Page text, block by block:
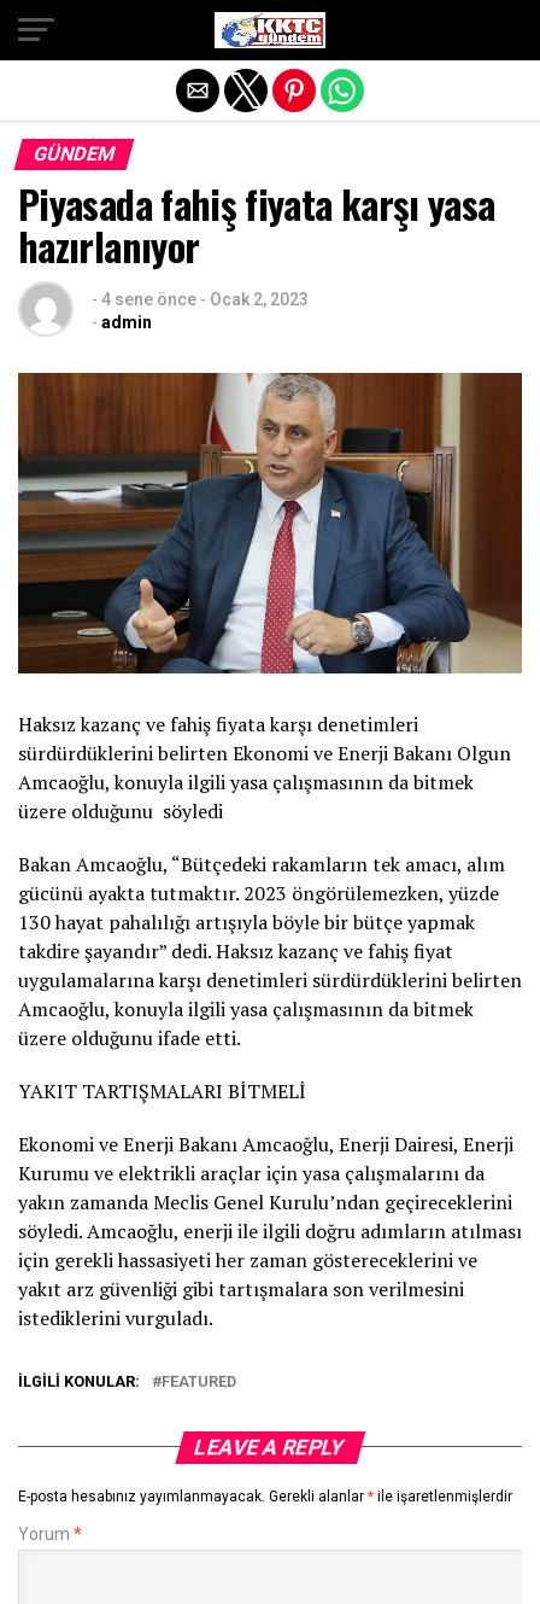
GÜNDEM
Piyasada fahiş fiyata karşı yasa
hazırlanıyor
- 4 sene önce - Ocak 2, 2023
- admin
Haksız kazanç ve fahiş fiyata karşı denetimleri
sürdürdüklerini belirten Ekonomi ve Enerji Bakanı Olgun
Amcaoğlu, konuyla ilgili yasa çalışmasının da bitmek
üzere olduğunu söyledi
Bakan Amcaoğlu, “Bütçedeki rakamların tek amacı, alım
gücünü ayakta tutmaktır. 2023 öngörülemezken, yüzde
130 hayat pahalılığı artışıyla böyle bir bütçe yapmak
takdire şayandır” dedi. Haksız kazanç ve fahiş fiyat
uygulamalarına karşı denetimleri sürdürdüklerini belirten
Amcaoğlu, konuyla ilgili yasa çalışmasının da bitmek
üzere olduğunu ifade etti.
YAKIT TARTIŞMALARI BİTMELİ
Ekonomi ve Enerji Bakanı Amcaoğlu, Enerji Dairesi, Enerji
Kurumu ve elektrikli araçlar için yasa çalışmalarını da
yakın zamanda Meclis Genel Kurulu’ndan geçireceklerini
söyledi. Amcaoğlu, enerji ile ilgili doğru adımların atılması
için gerekli hassasiyeti her zaman göstereceklerini ve
yakıt arz güvenliği gibi tartışmalara son verilmesini
istediklerini vurguladı.
İLGILI KONULAR: FEATURED
LEAVE A REPLY
E-posta hesabınız yayımlanmayacak. Gerekli alanlar * ile işaretlenmişlerdir
Yorum *
Exit mobile version